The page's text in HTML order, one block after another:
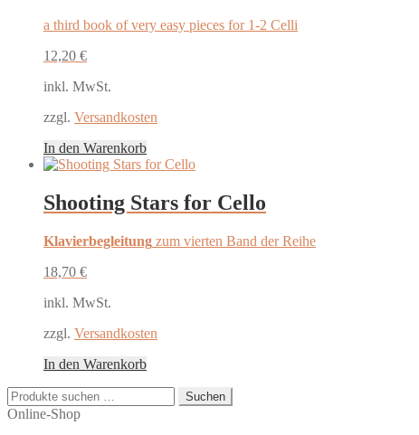
a third book of very easy pieces for 1-2 Celli
12,20 €
inkl. MwSt.
zzgl. Versandkosten
In den Warenkorb
Shooting Stars for Cello
Klavierbegleitung zum vierten Band der Reihe
18,70 €
inkl. MwSt.
zzgl. Versandkosten
In den Warenkorb
Suchen
nach:
Suchen
Online-Shop